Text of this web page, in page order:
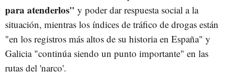
para atenderlos" y poder dar respuesta social a la
situación, mientras los índices de tráfico de drogas están
"en los registros más altos de su historia en España" y
Galicia "continúa siendo un punto importante" en las
rutas del 'narco'.